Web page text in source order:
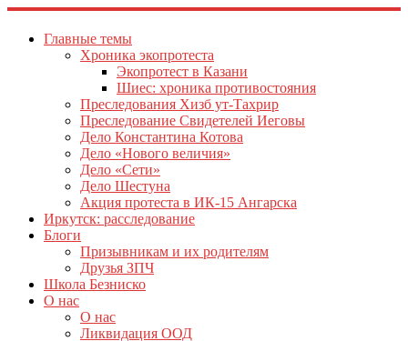
Главные темы
Хроника экопротеста
Экопротест в Казани
Шиес: хроника противостояния
Преследования Хизб ут-Тахрир
Преследование Свидетелей Иеговы
Дело Константина Котова
Дело «Нового величия»
Дело «Сети»
Дело Шестуна
Акция протеста в ИК-15 Ангарска
Иркутск: расследование
Блоги
Призывникам и их родителям
Друзья ЗПЧ
Школа Безниско
О нас
О нас
Ликвидация ООД